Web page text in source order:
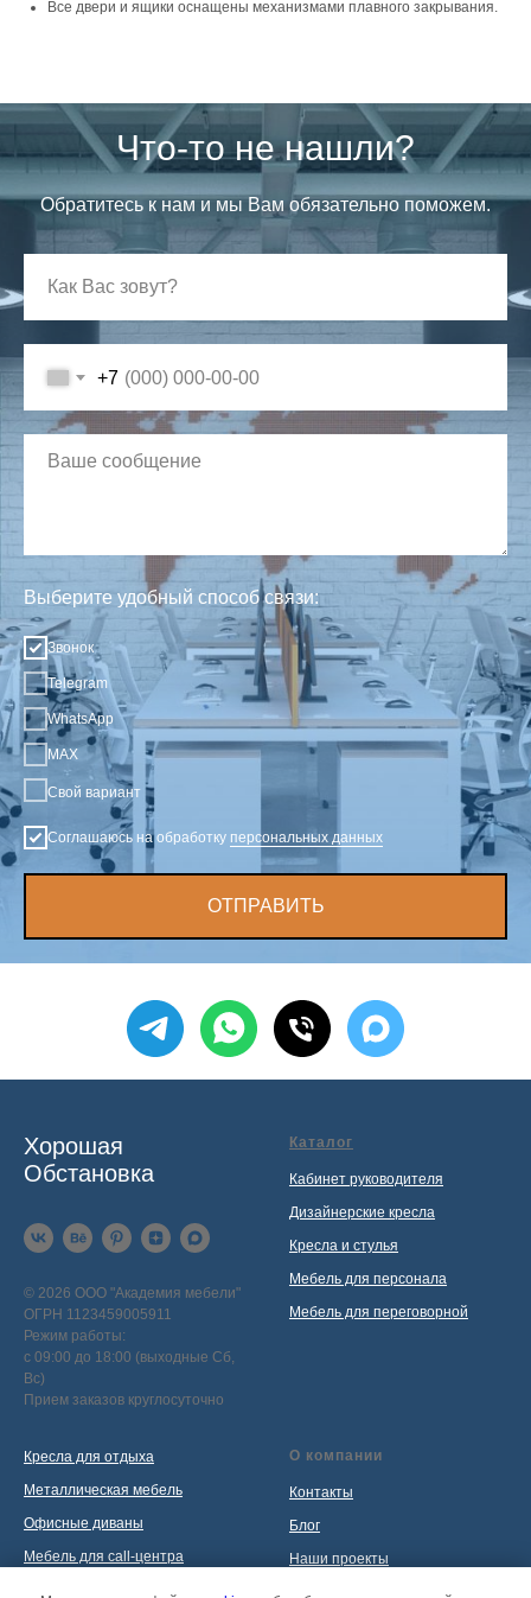
Все двери и ящики оснащены механизмами плавного закрывания.
Что-то не нашли?
Обратитесь к нам и мы Вам обязательно поможем.
+7
Выберите удобный способ связи:
Звонок
Telegram
WhatsApp
MAX
Свой вариант
Соглашаюсь на обработку персональных данных
ОТПРАВИТЬ
Хорошая
Обстановка
© 2026 ООО "Академия мебели"
ОГРН 1123459005911
Режим работы:
с 09:00 до 18:00 (выходные Сб,
Вс)
Прием заказов круглосуточно
Каталог
Кабинет руководителя
Дизайнерские кресла
Кресла и стулья
Мебель для персонала
Мебель для переговорной
Кресла для отдыха
Металлическая мебель
Офисные диваны
Мебель для call-центра
О компании
Контакты
Блог
Наши проекты
Политика обработки